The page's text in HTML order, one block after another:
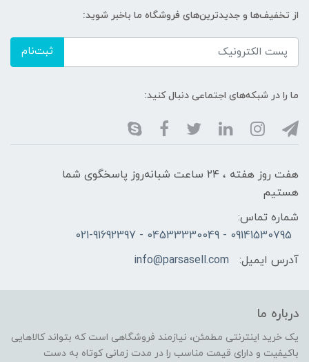
از تخفیف‌ها و جدیدترین‌های فروشگاه ما باخبر شوید:
ثبت‌نام
ما را در شبکه‌های اجتماعی دنبال کنید:
هفت روز هفته ، ۲۴ ساعت شبانه‌روز پاسخگوی شما
هستیم
شماره تماس:
09141530795 - 04533330049 - 021-91692397
آدرس ایمیل:
info@parsasell.com
درباره ما
یک خرید اینترنتی مطمئن، نیازمند فروشگاهی است که بتواند کالاهایی
باکیفیت و دارای قیمت مناسب را در مدت زمانی کوتاه به دست